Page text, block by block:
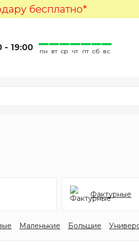
бесплатно*
- 19:00 пн вт ср чт пт сб вс
Фактурные
Маленькие Большие